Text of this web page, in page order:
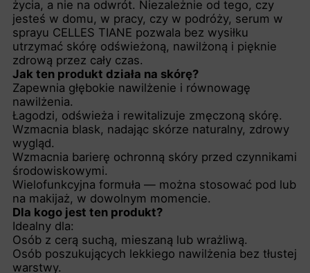
życia, a nie na odwrót. Niezależnie od tego, czy
jesteś w domu, w pracy, czy w podróży, serum w
sprayu CELLES TIANE pozwala bez wysiłku
utrzymać skórę odświeżoną, nawilżoną i pięknie
zdrową przez cały czas.
Jak ten produkt działa na skórę?
Zapewnia głębokie nawilżenie i równowagę
nawilżenia.
Łagodzi, odświeża i rewitalizuje zmęczoną skórę.
Wzmacnia blask, nadając skórze naturalny, zdrowy
wygląd.
Wzmacnia barierę ochronną skóry przed czynnikami
środowiskowymi.
Wielofunkcyjna formuła — można stosować pod lub
na makijaż, w dowolnym momencie.
Dla kogo jest ten produkt?
Idealny dla:
Osób z cerą suchą, mieszaną lub wrażliwą.
Osób poszukujących lekkiego nawilżenia bez tłustej
warstwy.